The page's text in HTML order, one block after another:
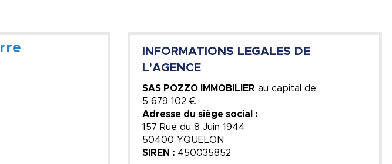
INFORMATIONS LEGALES DE
L'AGENCE
SAS POZZO IMMOBILIER au capital de
5 679 102 €
Adresse du siège social :
157 Rue du 8 Juin 1944
50400 YQUELON
SIREN : 450035852